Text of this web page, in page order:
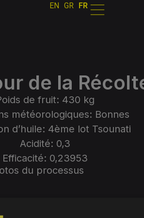
EN GR FR
de la
de fruit: 430 kg
météorologiques: Bonnes
d’huile: 4ème lot Tsounati
Acidité: 0,3
Efficacité: 0,23953
du processus